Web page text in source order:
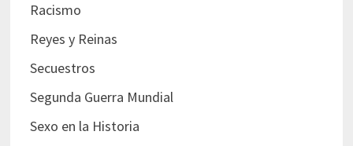
Racismo
Reyes y Reinas
Secuestros
Segunda Guerra Mundial
Sexo en la Historia